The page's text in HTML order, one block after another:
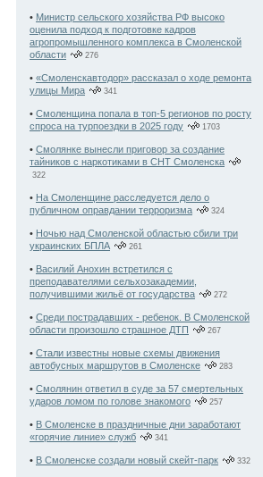
• Министр сельского хозяйства РФ высоко
оценила подход к подготовке кадров
агропромышленного комплекса в Смоленской
области
276
• «Смоленскавтодор» рассказал о ходе ремонта
улицы Мира
341
• Смоленщина попала в топ-5 регионов по росту
спроса на турпоездки в 2025 году
1703
• Смолянке вынесли приговор за создание
тайников с наркотиками в СНТ Смоленска
322
• На Смоленщине расследуется дело о
публичном оправдании терроризма
324
• Ночью над Смоленской областью сбили три
украинских БПЛА
261
• Василий Анохин встретился с
преподавателями сельхозакадемии,
получившими жильё от государства
272
• Среди пострадавших - ребенок. В Смоленской
области произошло страшное ДТП
267
• Стали известны новые схемы движения
автобусных маршрутов в Смоленске
283
• Смолянин ответил в суде за 57 смертельных
ударов ломом по голове знакомого
257
• В Смоленске в праздничные дни заработают
«горячие линие» служб
341
• В Смоленске создали новый скейт-парк 332